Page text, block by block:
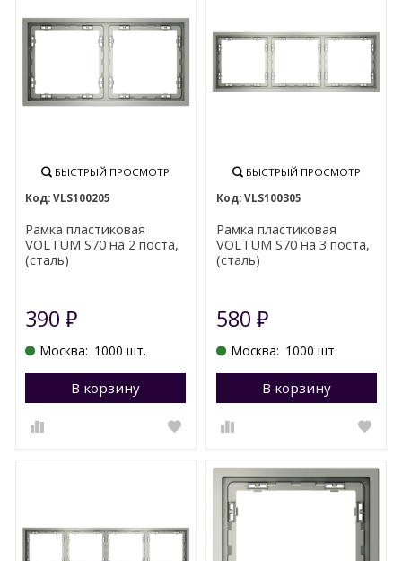
БЫСТРЫЙ ПРОСМОТР
VLS100205
Рамка пластиковая
VOLTUM S70 на 2 поста,
(сталь)
390₽
Москва: 1000 шт.
В корзину Перейти в корзину
БЫСТРЫЙ ПРОСМОТР
VLS100305
Рамка пластиковая
VOLTUM S70 на 3 поста,
(сталь)
580 ₽
Москва: 1000 шт.
В корзину